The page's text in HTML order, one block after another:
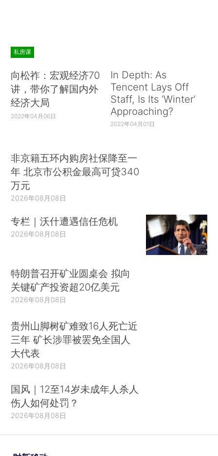
私房课
向松祚：宏观经济70
讲，带你了解国内外
经济大局
2022年04月06日
In Depth: As
Tencent Lays Off
Staff, Is Its ‘Winter’
Approaching?
2022年04月01日
非京籍五环内购房社保降至一
年 北京市公积金最高可贷340
万元
2026年08月08日
专栏｜沃什遭遇信任危机
2026年08月08日
特朗普召开矿业圆桌会 拟向
关键矿产投资超20亿美元
2026年08月08日
贵州山脚树矿难致16人死亡近
三年 矿长涉罪被罢免全国人
大代表
2026年08月08日
国风｜12至14岁未成年人杀人
伤人如何处罚？
2026年08月08日